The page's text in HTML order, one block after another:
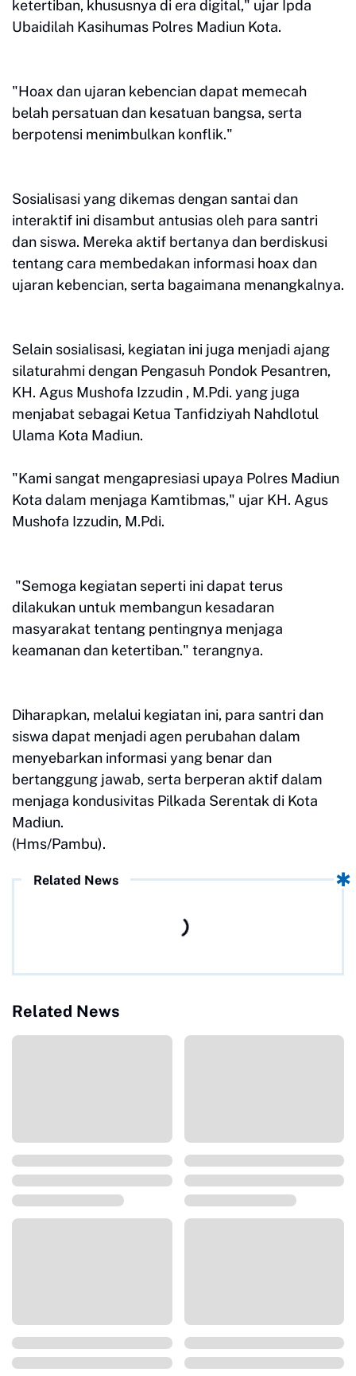
ketertiban, khususnya di era digital," ujar Ipda
Ubaidilah Kasihumas Polres Madiun Kota.
"Hoax dan ujaran kebencian dapat memecah
belah persatuan dan kesatuan bangsa, serta
berpotensi menimbulkan konflik."
Sosialisasi yang dikemas dengan santai dan
interaktif ini disambut antusias oleh para santri
dan siswa. Mereka aktif bertanya dan berdiskusi
tentang cara membedakan informasi hoax dan
ujaran kebencian, serta bagaimana menangkalnya.
Selain sosialisasi, kegiatan ini juga menjadi ajang
silaturahmi dengan Pengasuh Pondok Pesantren,
KH. Agus Mushofa Izzudin , M.Pdi. yang juga
menjabat sebagai Ketua Tanfidziyah Nahdlotul
Ulama Kota Madiun.
"Kami sangat mengapresiasi upaya Polres Madiun
Kota dalam menjaga Kamtibmas," ujar KH. Agus
Mushofa Izzudin, M.Pdi.
"Semoga kegiatan seperti ini dapat terus
dilakukan untuk membangun kesadaran
masyarakat tentang pentingnya menjaga
keamanan dan ketertiban." terangnya.
Diharapkan, melalui kegiatan ini, para santri dan
siswa dapat menjadi agen perubahan dalam
menyebarkan informasi yang benar dan
bertanggung jawab, serta berperan aktif dalam
menjaga kondusivitas Pilkada Serentak di Kota
Madiun.
(Hms/Pambu).
Related News
Related News